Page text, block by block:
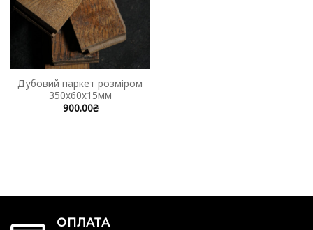
Дубовий паркет розміром
350х60х15мм
900.00₴
ОПЛАТА